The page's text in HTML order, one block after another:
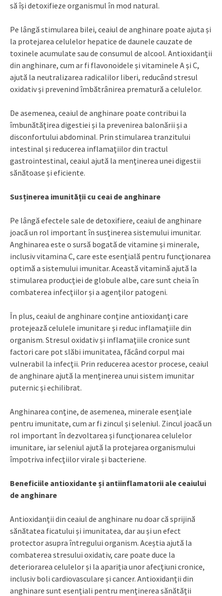
să își detoxifieze organismul în mod natural.
Pe lângă stimularea bilei, ceaiul de anghinare poate ajuta și
la protejarea celulelor hepatice de daunele cauzate de
toxinele acumulate sau de consumul de alcool. Antioxidanții
din anghinare, cum ar fi flavonoidele și vitaminele A și C,
ajută la neutralizarea radicalilor liberi, reducând stresul
oxidativ și prevenind îmbătrânirea prematură a celulelor.
De asemenea, ceaiul de anghinare poate contribui la
îmbunătățirea digestiei și la prevenirea balonării și a
disconfortului abdominal. Prin stimularea tranzitului
intestinal și reducerea inflamațiilor din tractul
gastrointestinal, ceaiul ajută la menținerea unei digestii
sănătoase și eficiente.
Susținerea imunității cu ceai de anghinare
Pe lângă efectele sale de detoxifiere, ceaiul de anghinare
joacă un rol important în susținerea sistemului imunitar.
Anghinarea este o sursă bogată de vitamine și minerale,
inclusiv vitamina C, care este esențială pentru funcționarea
optimă a sistemului imunitar. Această vitamină ajută la
stimularea producției de globule albe, care sunt cheia în
combaterea infecțiilor și a agenților patogeni.
În plus, ceaiul de anghinare conține antioxidanți care
protejează celulele imunitare și reduc inflamațiile din
organism. Stresul oxidativ și inflamațiile cronice sunt
factori care pot slăbi imunitatea, făcând corpul mai
vulnerabil la infecții. Prin reducerea acestor procese, ceaiul
de anghinare ajută la menținerea unui sistem imunitar
puternic și echilibrat.
Anghinarea conține, de asemenea, minerale esențiale
pentru imunitate, cum ar fi zincul și seleniul. Zincul joacă un
rol important în dezvoltarea și funcționarea celulelor
imunitare, iar seleniul ajută la protejarea organismului
împotriva infecțiilor virale și bacteriene.
Beneficiile antioxidante și antiinflamatorii ale ceaiului
de anghinare
Antioxidanții din ceaiul de anghinare nu doar că sprijină
sănătatea ficatului și imunitatea, dar au și un efect
protector asupra întregului organism. Aceștia ajută la
combaterea stresului oxidativ, care poate duce la
deteriorarea celulelor și la apariția unor afecțiuni cronice,
inclusiv boli cardiovasculare și cancer. Antioxidanții din
anghinare sunt esențiali pentru menținerea sănătății